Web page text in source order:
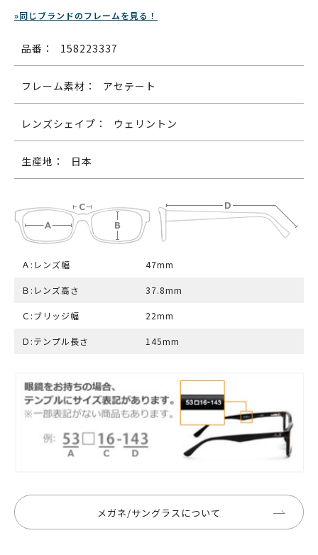
»同じブランドのフレームを見る！
品番： 158223337
フレーム素材： アセテート
レンズシェイプ： ウェリントン
生産地： 日本
Ａ:レンズ幅 47mm
Ｂ:レンズ高さ 37.8mm
Ｃ:ブリッジ幅 22mm
Ｄ:テンプル長さ 145mm
メガネ/サングラスについて